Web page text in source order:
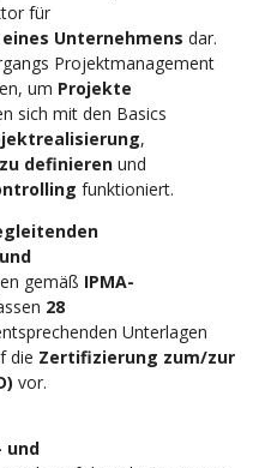
für
Unternehmens dar.
Projektmanagement
um Projekte
sich mit den Basics
,
definieren und
funktioniert.
gemäß IPMA-
28
Unterlagen
die Zertifizierung zum/zur
vor.
und